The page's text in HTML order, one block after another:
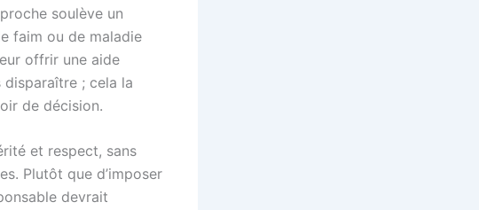
soulève un
faim ou de maladie
offrir une aide
; cela la
de décision.
et respect, sans
Plutôt que d’imposer
devrait